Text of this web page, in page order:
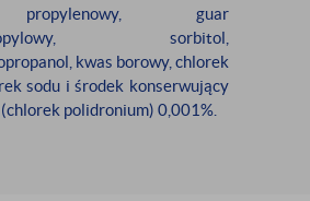
guar
sorbitol,
kwas borowy, chlorek
sodu i środek konserwujący
polidronium) 0,001%.